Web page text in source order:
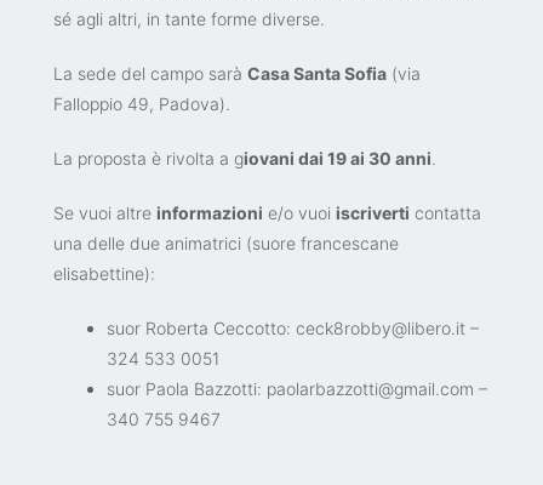
sé agli altri, in tante forme diverse.
La sede del campo sarà Casa Santa Sofia (via
Falloppio 49, Padova).
La proposta è rivolta a giovani dai 19 ai 30 anni.
Se vuoi altre informazioni e/o vuoi iscriverti contatta
una delle due animatrici (suore francescane
elisabettine):
suor Roberta Ceccotto: ceck8robby@libero.it –
324 533 0051
suor Paola Bazzotti: paolarbazzotti@gmail.com –
340 755 9467